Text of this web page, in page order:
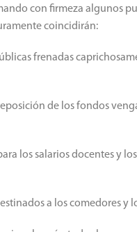
con firmeza algunos
coincidirán:
frenadas
de los fondos
los salarios docentes y
a los comedores y